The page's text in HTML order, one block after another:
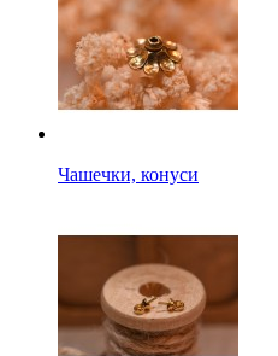
Чашечки, конуси